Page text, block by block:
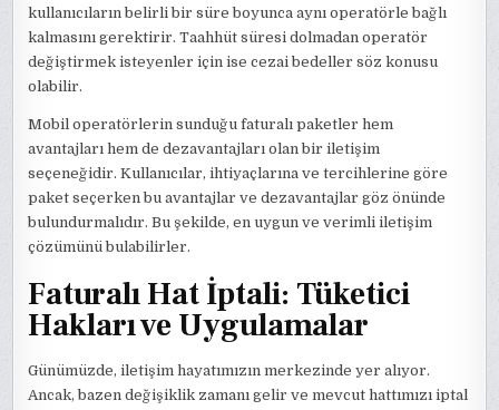
kullanıcıların belirli bir süre boyunca aynı operatörle bağlı
kalmasını gerektirir. Taahhüt süresi dolmadan operatör
değiştirmek isteyenler için ise cezai bedeller söz konusu
olabilir.
Mobil operatörlerin sunduğu faturalı paketler hem
avantajları hem de dezavantajları olan bir iletişim
seçeneğidir. Kullanıcılar, ihtiyaçlarına ve tercihlerine göre
paket seçerken bu avantajlar ve dezavantajlar göz önünde
bulundurmalıdır. Bu şekilde, en uygun ve verimli iletişim
çözümünü bulabilirler.
Faturalı Hat İptali: Tüketici
Hakları ve Uygulamalar
Günümüzde, iletişim hayatımızın merkezinde yer alıyor.
Ancak, bazen değişiklik zamanı gelir ve mevcut hattımızı iptal